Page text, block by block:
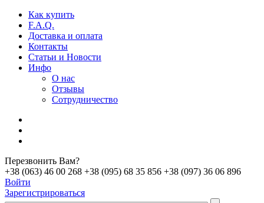
Как купить
F.A.Q.
Доставка и оплата
Контакты
Статьи и Новости
Инфо
О нас
Отзывы
Сотрудничество
Перезвонить Вам?
+38 (063) 46 00 268 +38 (095) 68 35 856 +38 (097) 36 06 896
Войти
Зарегистрироваться